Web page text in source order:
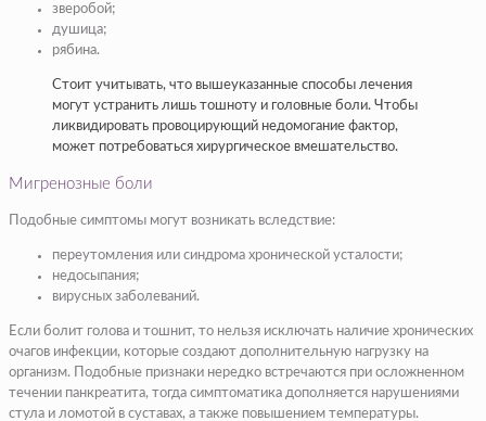
зверобой;
душица;
рябина.
Стоит учитывать, что вышеуказанные способы лечения
могут устранить лишь тошноту и головные боли. Чтобы
ликвидировать провоцирующий недомогание фактор,
может потребоваться хирургическое вмешательство.
Мигренозные боли
Подобные симптомы могут возникать вследствие:
переутомления или синдрома хронической усталости;
недосыпания;
вирусных заболеваний.
Если болит голова и тошнит, то нельзя исключать наличие хронических
очагов инфекции, которые создают дополнительную нагрузку на
организм. Подобные признаки нередко встречаются при осложненном
течении панкреатита, тогда симптоматика дополняется нарушениями
стула и ломотой в суставах, а также повышением температуры.